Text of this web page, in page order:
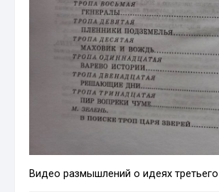
Видео размышлений о идеях